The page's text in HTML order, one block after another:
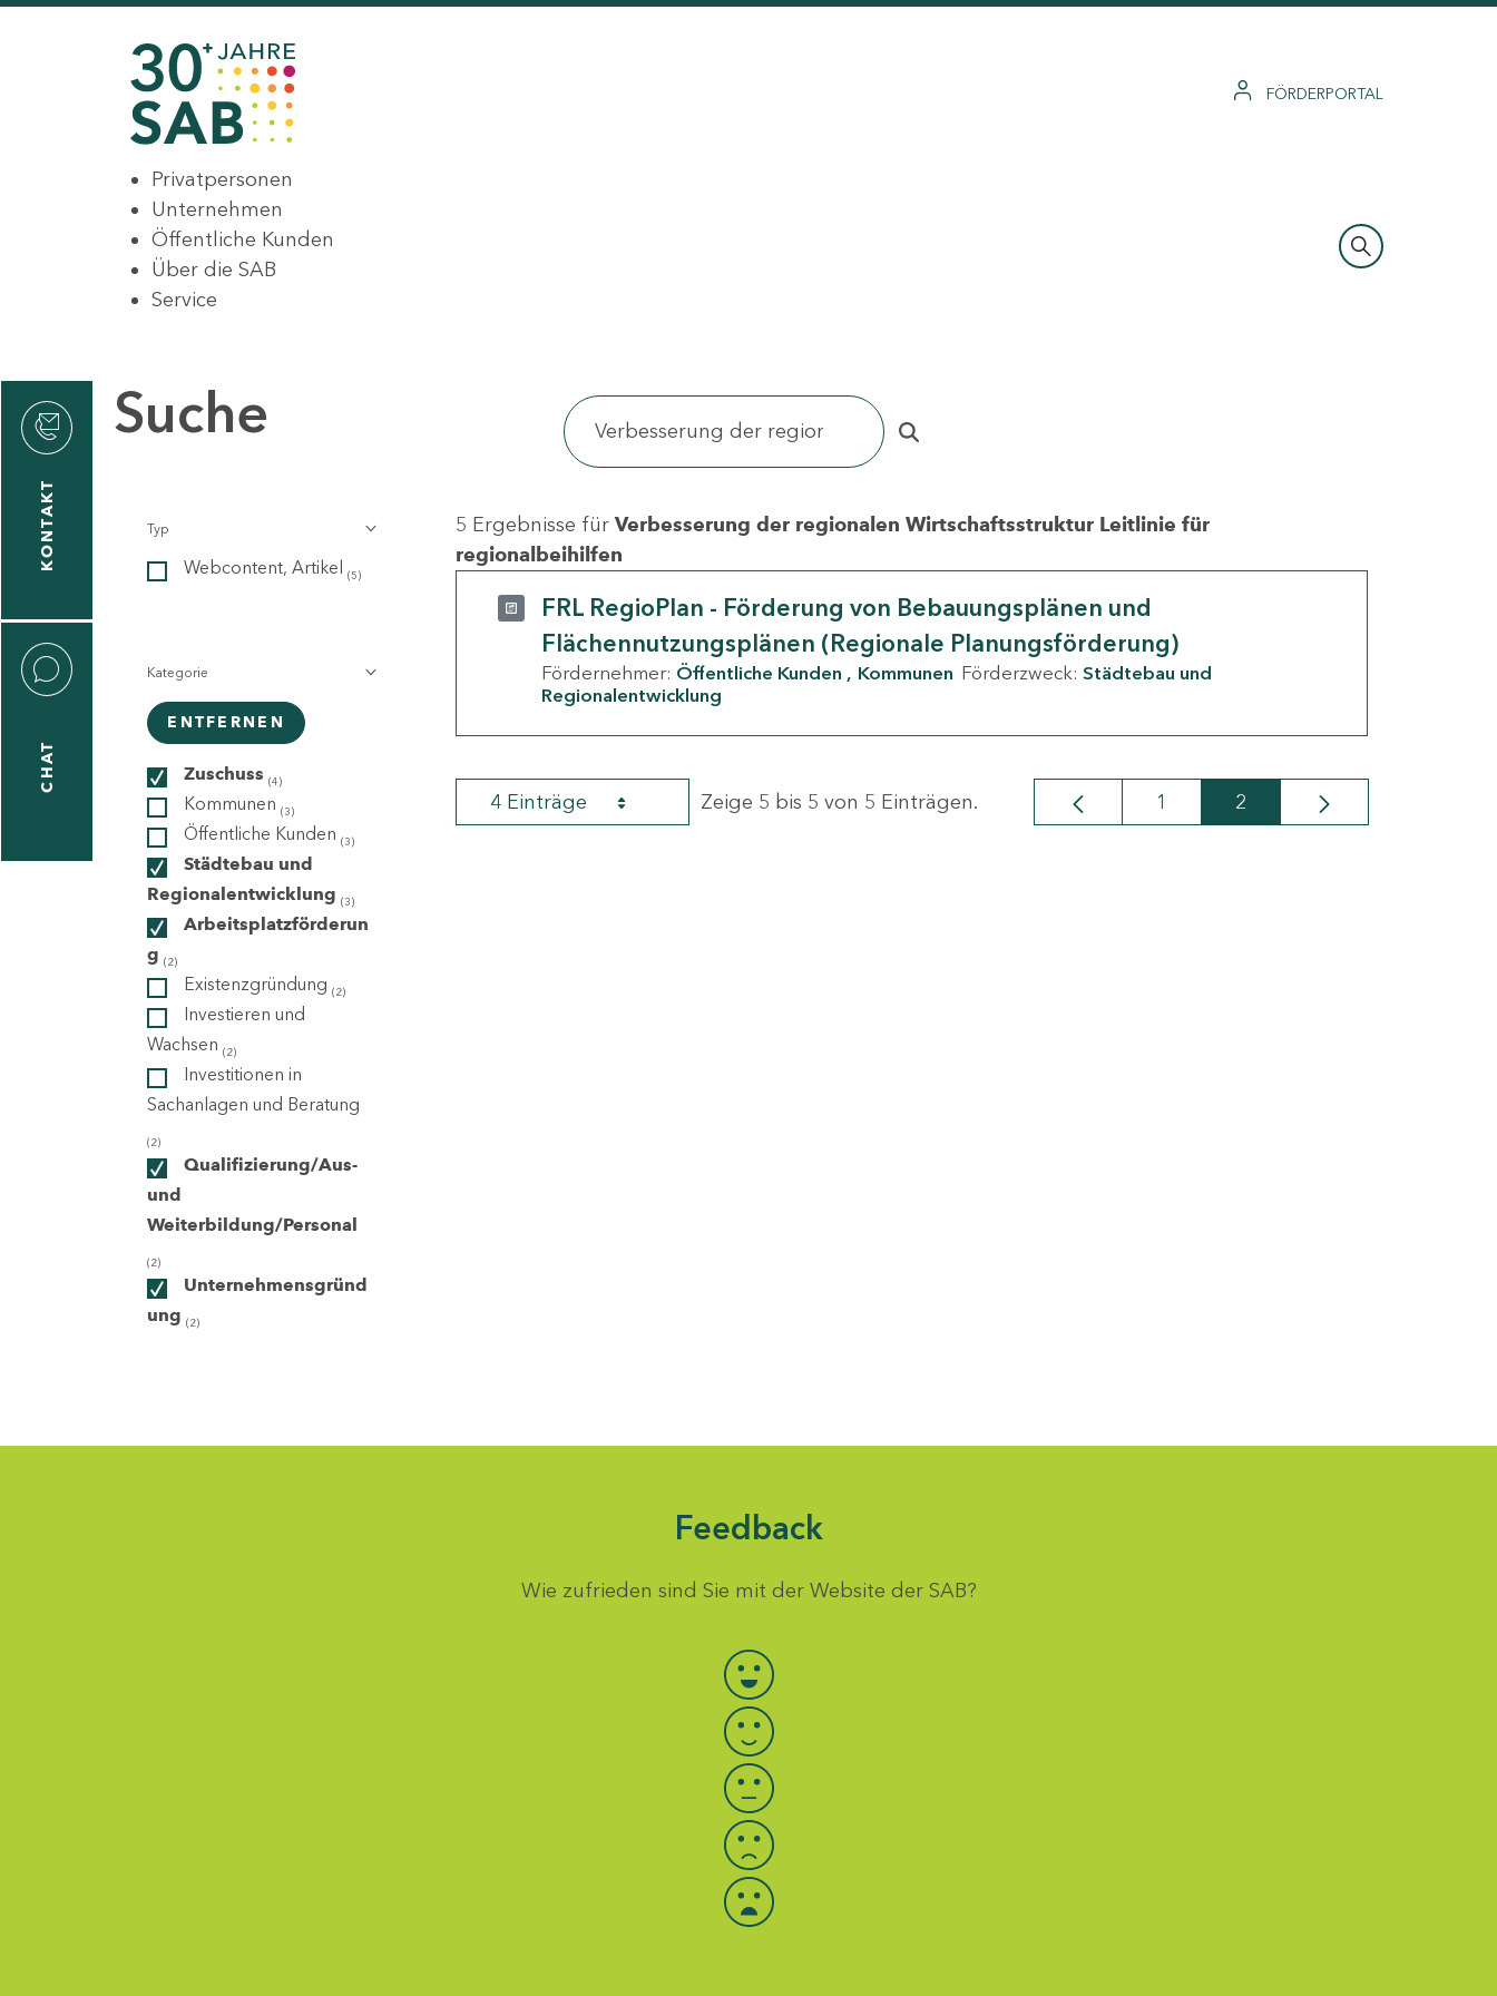
FÖRDERPORTAL
Privatpersonen
Unternehmen
Öffentliche Kunden
Über die SAB
Service
KONTAKT
CHAT
Suche
Typ
Webcontent, Artikel (5)
Kategorie
ENTFERNEN
Zuschuss (4)
Kommunen (3)
Öffentliche Kunden (3)
Städtebau und
Regionalentwicklung (3)
Arbeitsplatzförderun
g (2)
Existenzgründung (2)
Investieren und
Wachsen (2)
Investitionen in
Sachanlagen und Beratung
(2)
Qualifizierung/Aus-
und
Weiterbildung/Personal
(2)
Unternehmensgründ
ung (2)
5 Ergebnisse für Verbesserung der regionalen Wirtschaftsstruktur Leitlinie für
regionalbeihilfen
FRL RegioPlan - Förderung von Bebauungsplänen und
Flächennutzungsplänen (Regionale Planungsförderung)
Fördernehmer: Öffentliche Kunden Kommunen Förderzweck: Städtebau und
Regionalentwicklung
4 Einträge Zeige 5 bis 5 von 5 Einträgen. Seite
1 Seite
2
Feedback
Wie zufrieden sind Sie mit der Website der SAB?
Bewertung auswählen